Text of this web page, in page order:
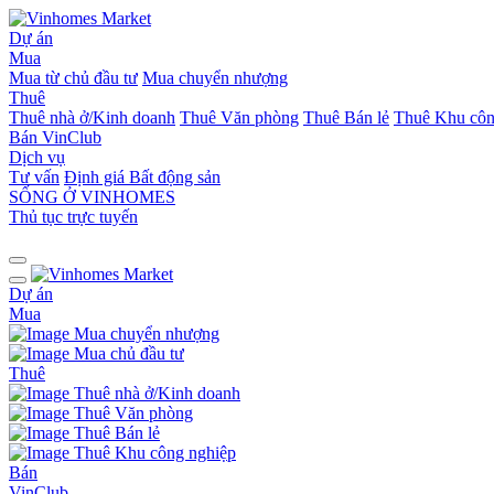
Dự án
Mua
Mua từ chủ đầu tư Mua chuyển nhượng
Thuê
Thuê nhà ở/Kinh doanh Thuê Văn phòng Thuê Bán lẻ Thuê Khu
Bán VinClub
Dịch vụ
Tư vấn Định giá Bất động sản
SỐNG Ở VINHOMES
Thủ tục trực tuyến
Dự án
Mua
Mua chuyển nhượng
Mua chủ đầu tư
Thuê
Thuê nhà ở/Kinh doanh
Thuê Văn phòng
Thuê Bán lẻ
Thuê Khu công nghiệp
Bán